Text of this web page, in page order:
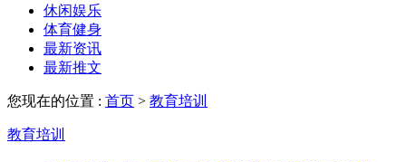
休闲娱乐
体育健身
最新资讯
最新推文
您现在的位置 : 首页 > 教育培训
教育培训